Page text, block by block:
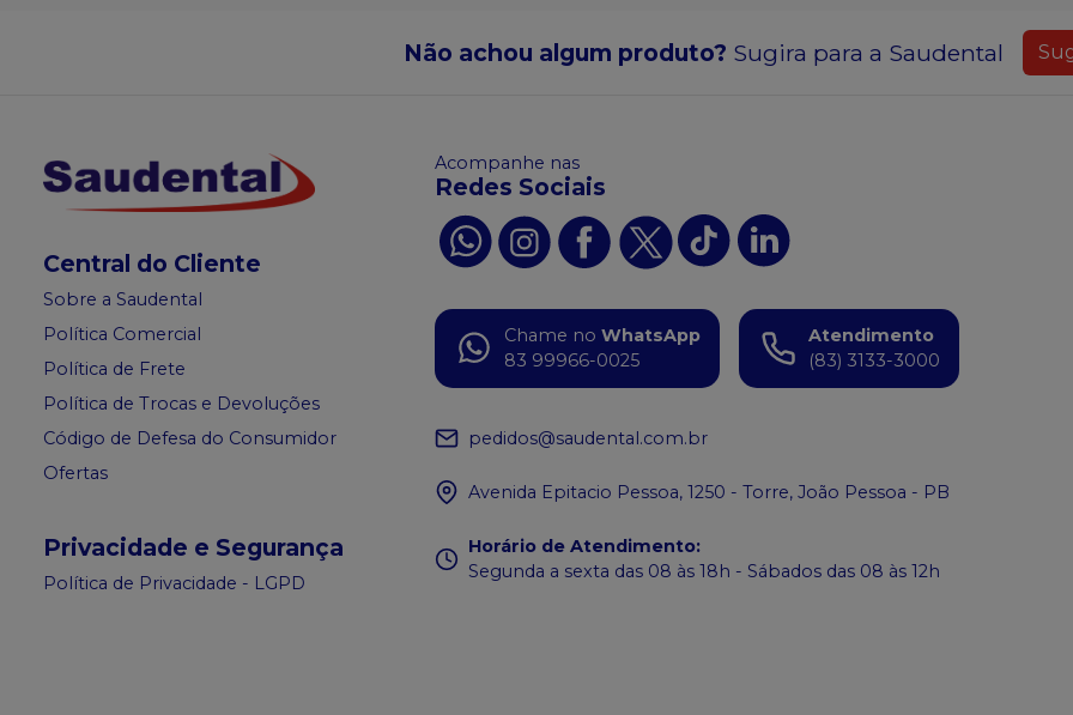
Não achou algum produto? Sugira para a Saudental
Central do Cliente
Sobre a Saudental
Política Comercial
Política de Frete
Política de Trocas e Devoluções
Código de Defesa do Consumidor
Ofertas
Privacidade e Segurança
Política de Privacidade - LGPD
Acompanhe nas
Redes Sociais
Chame no WhatsApp
83 99966-0025
Atendimento
(83) 3133-3000
pedidos@saudental.com.br
Avenida Epitacio Pessoa, 1250 - Torre, João Pessoa - PB
Horário de Atendimento:
Segunda a sexta das 08 às 18h - Sábados das 08 às 12h